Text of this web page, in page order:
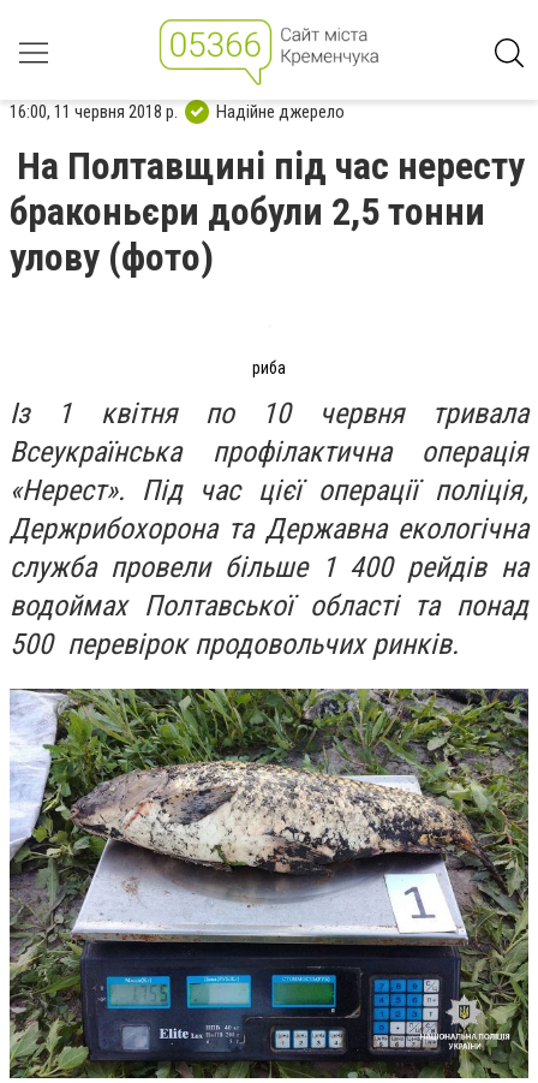
16:00, 11 червня 2018 р. Надійне джерело
На Полтавщині під час нересту
браконьєри добули 2,5 тонни
улову (фото)
риба
Із 1 квітня по 10 червня тривала
Всеукраїнська профілактична операція
«Нерест». Під час цієї операції поліція,
Держрибохорона та Державна екологічна
служба провели більше 1 400 рейдів на
водоймах Полтавської області та понад
500 перевірок продовольчих ринків.